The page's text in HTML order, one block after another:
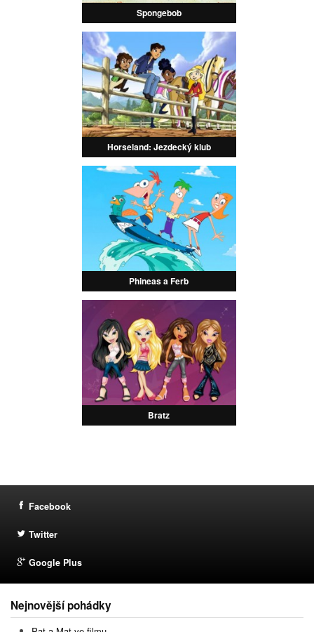
Spongebob
Horseland: Jezdecký klub
Phineas a Ferb
Bratz
Facebook
Twitter
Google Plus
Nejnovější pohádky